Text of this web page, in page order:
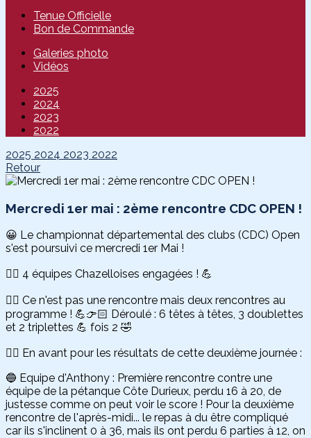
Tenue Officielle
Bon de Commande
Galeries photo
Vidéos
2025
2024
2023
2022
2025 2024 2023 2022
Retour
Mercredi 1er mai : 2ème rencontre CDC OPEN !
😀 Le championnat départemental des clubs (CDC) Open
s'est poursuivi ce mercredi 1er Mai !
👉🏻 4 équipes Chazelloises engagées ! 💪
👉🏻 Ce n'est pas une rencontre mais deux rencontres au
programme ! 💪👉🏻 Déroulé : 6 têtes à têtes, 3 doublettes
et 2 triplettes 💪 fois 2 🤣
👉🏻 En avant pour les résultats de cette deuxième journée :
🔵 Equipe d'Anthony : Première rencontre contre une
équipe de la pétanque Côte Durieux, perdu 16 à 20, de
justesse comme on peut voir le score ! Pour la deuxième
rencontre de l'après-midi... le repas à du être compliqué
car ils s'inclinent 0 à 36, mais ils ont perdu 6 parties à 12, on